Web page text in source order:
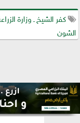
كفر الشيخ ـ وزارة
الشون